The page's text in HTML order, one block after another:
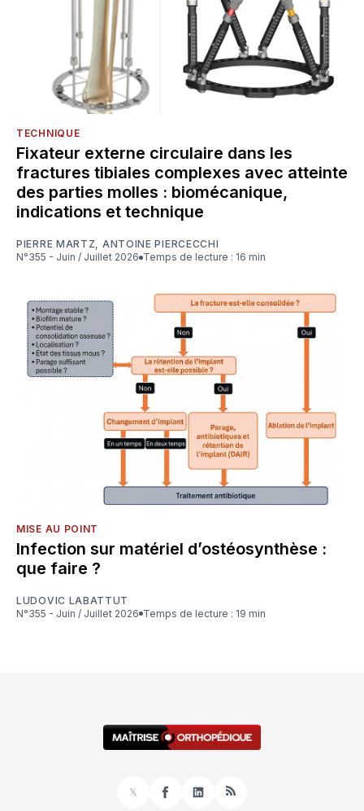
TECHNIQUE
Fixateur externe circulaire dans les
fractures tibiales complexes avec atteinte
des parties molles : biomécanique,
indications et technique
PIERRE MARTZ, ANTOINE PIERCECCHI
N°355 - Juin / Juillet 2026
Temps de lecture : 16 min
MISE AU POINT
Infection sur matériel d’ostéosynthèse :
que faire ?
LUDOVIC LABATTUT
N°355 - Juin / Juillet 2026
Temps de lecture : 19 min
𝕏
FacebookLinkedInRSS